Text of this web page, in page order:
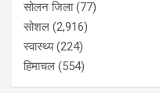
सोलन जिला(77)
सोशल (2,916)
स्वास्थ्य(224)
हिमाचल (554)